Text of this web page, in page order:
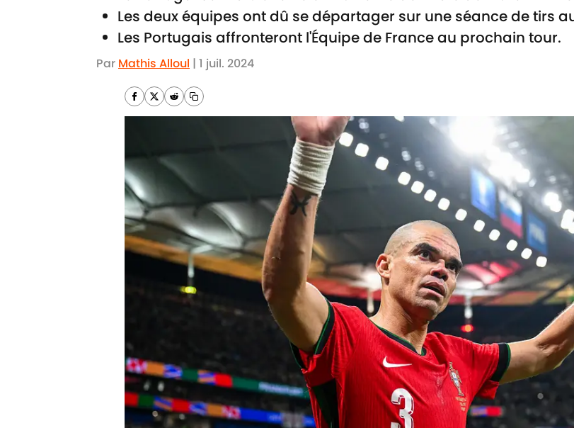
Les deux équipes ont dû se départager sur une séance de tirs
Les Portugais affronteront l'Équipe de France au prochain tour.
Par Mathis Alloul | 1 juil. 2024